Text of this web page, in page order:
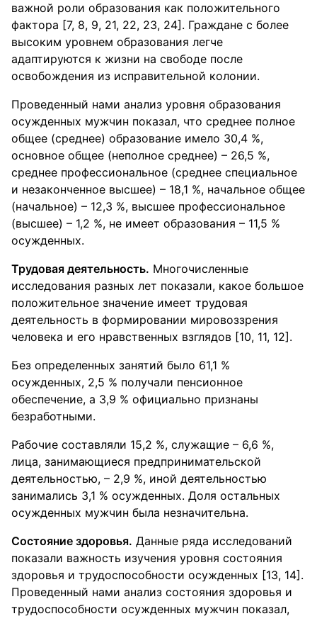
важной роли образования как положительного
фактора [7, 8, 9, 21, 22, 23, 24]. Граждане с более
высоким уровнем образования легче
адаптируются к жизни на свободе после
освобождения из исправительной колонии.
Проведенный нами анализ уровня образования
осужденных мужчин показал, что среднее полное
общее (среднее) образование имело 30,4 %,
основное общее (неполное среднее) – 26,5 %,
среднее профессиональное (среднее специальное
и незаконченное высшее) – 18,1 %, начальное общее
(начальное) – 12,3 %, высшее профессиональное
(высшее) – 1,2 %, не имеет образования – 11,5 %
осужденных.
Трудовая деятельность. Многочисленные
исследования разных лет показали, какое большое
положительное значение имеет трудовая
деятельность в формировании мировоззрения
человека и его нравственных взглядов [10, 11, 12].
Без определенных занятий было 61,1 %
осужденных, 2,5 % получали пенсионное
обеспечение, а 3,9 % официально признаны
безработными.
Рабочие составляли 15,2 %, служащие – 6,6 %,
лица, занимающиеся предпринимательской
деятельностью, – 2,9 %, иной деятельностью
занимались 3,1 % осужденных. Доля остальных
осужденных мужчин была незначительна.
Состояние здоровья. Данные ряда исследований
показали важность изучения уровня состояния
здоровья и трудоспособности осужденных [13, 14].
Проведенный нами анализ состояния здоровья и
трудоспособности осужденных мужчин показал,